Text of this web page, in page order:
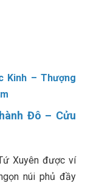
Kinh – Thượng
Đô – Cửu
Xuyên được ví
núi phủ đầy